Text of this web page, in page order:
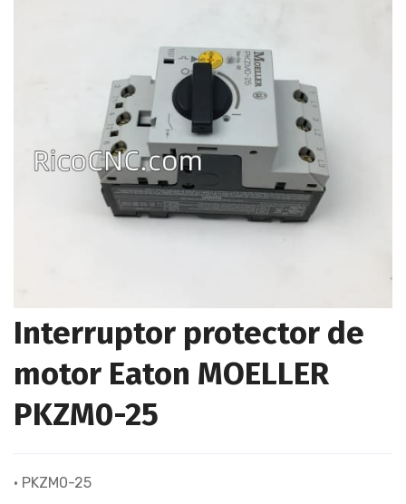
Interruptor protector de
motor Eaton MOELLER
PKZM0-25
• PKZM0-25